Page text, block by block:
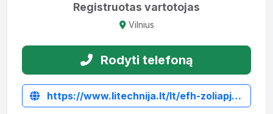
Registruotas vartotojas
Vilnius
Rodyti telefoną
https://www.litechnija.lt/lt/efh-zoliapjoves/1407-plaktukine-zoliapjove-mateng-efh-135.html